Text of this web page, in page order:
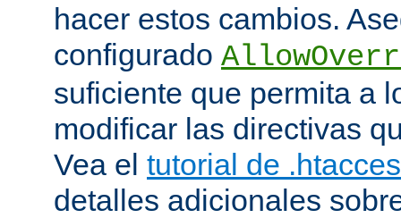
hacer estos cambios.
configurado
suficiente que permita a
modificar las directivas
Vea el tutorial de
detalles adicionales